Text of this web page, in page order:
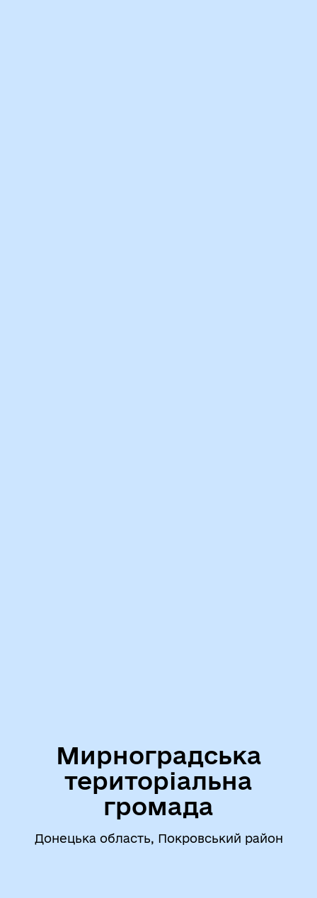
Мирноградська
територіальна
громада
Донецька область, Покровський район